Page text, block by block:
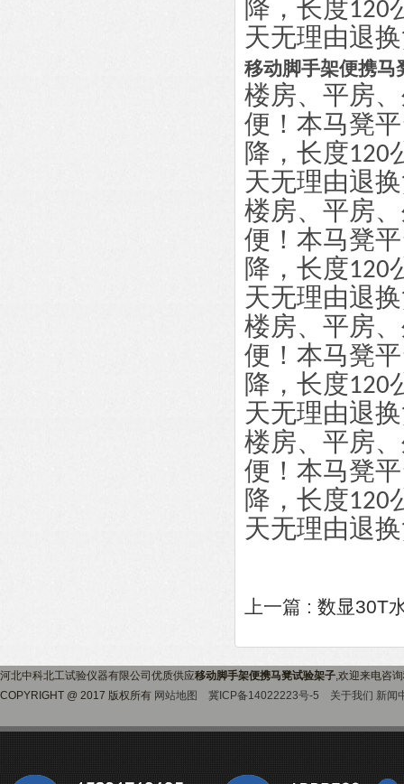
降，长度120
天无理由退
移动脚手架便携马
楼房、平房
便！本马凳
降，长度120
天无理由退
楼房、平房
便！本马凳
降，长度120
天无理由退
楼房、平房
便！本马凳
降，长度120
天无理由退
楼房、平房
便！本马凳
降，长度120
天无理由退
上一篇 : 数显30T
河北中科北工试验仪器有限公司优质供应移动脚手架便携马凳试验架子,欢迎来电咨询
COPYRIGHT @ 2017 版权所有 网站地图 冀ICP备14022223号-5 关于我们 新闻